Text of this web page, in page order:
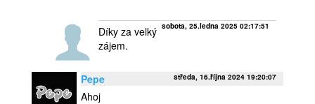
sobota, 25.ledna 2025 02:17:51
Díky za velký
zájem.
Pepe středa, 16.října 2024 19:20:07
Ahoj